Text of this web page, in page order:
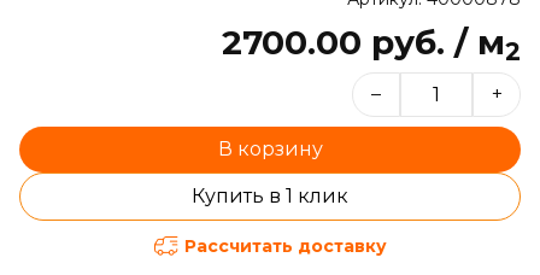
2700.00 руб. / м2
– +
В корзину
Купить в 1 клик
Рассчитать доставку